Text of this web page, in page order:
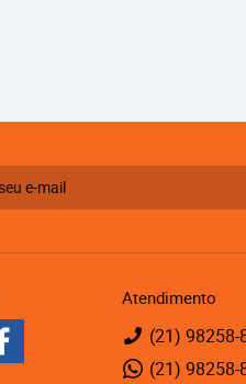
Atendimento
(21) 98258-
(21) 98258-